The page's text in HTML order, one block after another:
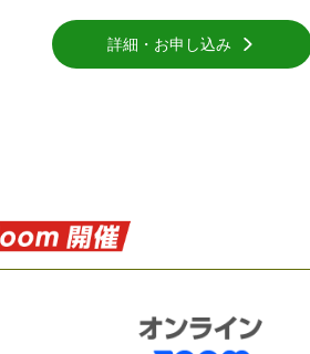
詳細・お申し込み